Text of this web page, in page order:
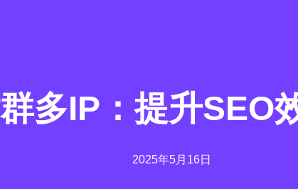
多IP：提升SEO
2025年5月16日